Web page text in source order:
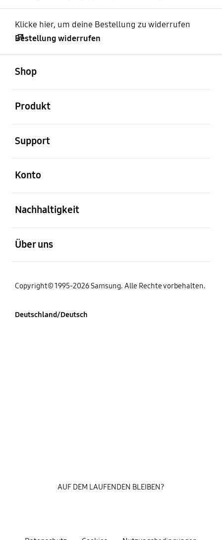
Klicke hier, um deine Bestellung zu widerrufen
Bestellung widerrufen
Shop
Produkt
Support
Konto
Nachhaltigkeit
Über uns
Copyright© 1995-2026 Samsung. Alle Rechte vorbehalten.
Deutschland/Deutsch
AUF DEM LAUFENDEN BLEIBEN?